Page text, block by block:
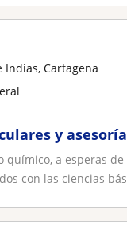
Indias, Cartagena
y
químico, a esperas
con las ciencias